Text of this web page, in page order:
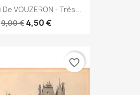
VOUZERON - Très...
9,00 €4,50 €
favorite_border